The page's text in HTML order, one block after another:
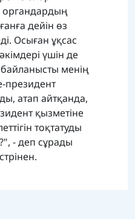
дейін өз
Осыған ұқсас
үшін де
менің
президент
атап айтқанда,
қызметіне
тоқтатуды
- деп сұрады